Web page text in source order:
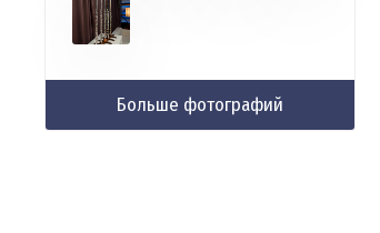
Больше фотографий